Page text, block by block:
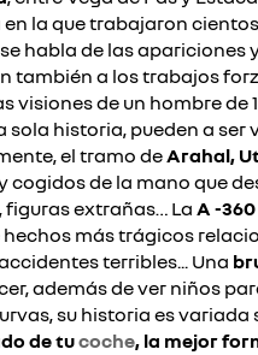
la que trabajaron
habla de las apariciones
también a los trabajos
visiones de un hombre
sola historia, pueden a ser
el tramo deArahal,
cogidos de la mano que
figuras extrañas… La A -360
hechos más trágicos
terribles... Una
además de ver niños
su historia es
de tucoche, la mejor